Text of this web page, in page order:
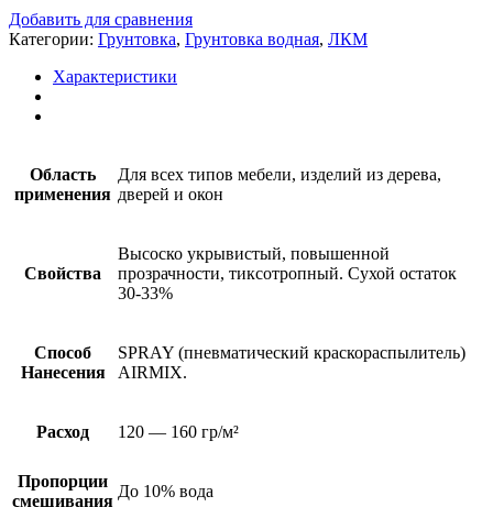
Добавить для сравнения
Категории: Грунтовка, Грунтовка водная, ЛКМ
Характеристики
Область
применения
Для всех типов мебели, изделий из дерева,
дверей и окон
Свойства
Высоско укрывистый, повышенной
прозрачности, тиксотропный. Сухой остаток
30-33%
Способ
Нанесения
SPRAY (пневматический краскораспылитель)
AIRMIX.
Расход 120 — 160 гр/м²
Пропорции
смешивания
До 10% вода